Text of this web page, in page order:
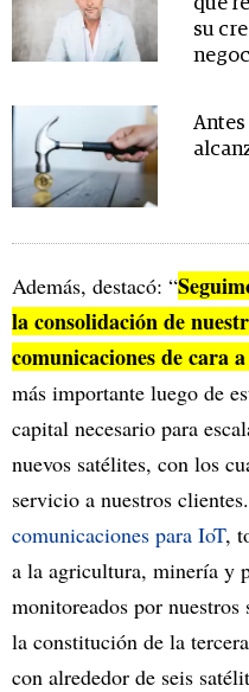
que
su
Además, destacó: “
la consolidación de
comunicaciones de cara
más importante luego de
capital necesario para
nuevos satélites, con los
servicio a nuestros
comunicaciones para IoT,
a la agricultura, minería y
monitoreados por nuestros
la constitución de la
con alrededor de seis